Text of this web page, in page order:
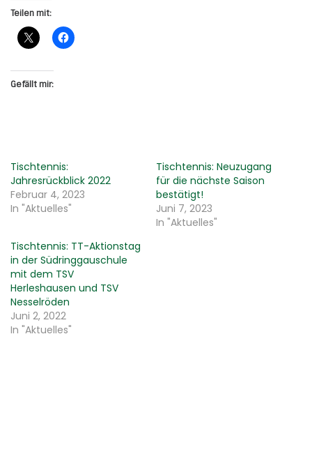
Teilen mit:
Gefällt mir:
Tischtennis:
Jahresrückblick 2022
Februar 4, 2023
In "Aktuelles"
Tischtennis: Neuzugang
für die nächste Saison
bestätigt!
Juni 7, 2023
In "Aktuelles"
Tischtennis: TT-Aktionstag
in der Südringgauschule
mit dem TSV
Herleshausen und TSV
Nesselröden
Juni 2, 2022
In "Aktuelles"